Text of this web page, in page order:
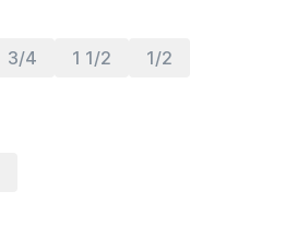
3/4 1 1/2 1/2